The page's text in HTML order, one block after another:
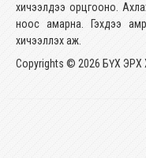
хичээлдээ орцгооно.
ноос амарна. Гэхдээ
хичээллэх аж.
Copyrights © 2026 БҮХ